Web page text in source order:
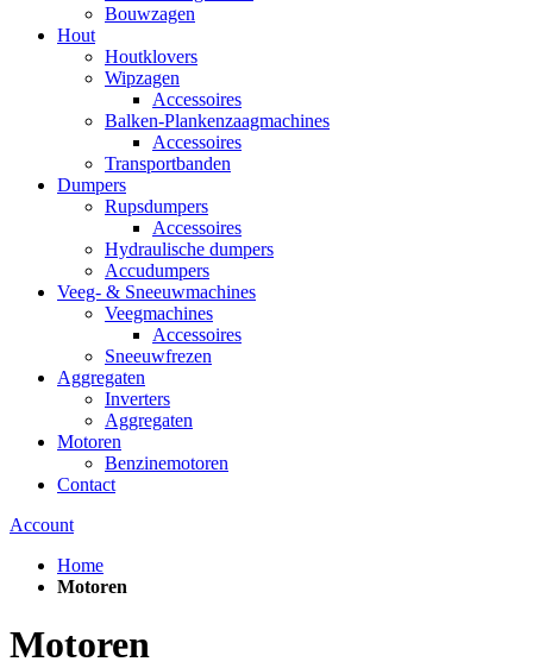
Bouwzagen
Hout
Houtklovers
Wipzagen
Accessoires
Balken-Plankenzaagmachines
Accessoires
Transportbanden
Dumpers
Rupsdumpers
Accessoires
Hydraulische dumpers
Accudumpers
Veeg- & Sneeuwmachines
Veegmachines
Accessoires
Sneeuwfrezen
Aggregaten
Inverters
Aggregaten
Motoren
Benzinemotoren
Contact
Account
Home
Motoren
Motoren